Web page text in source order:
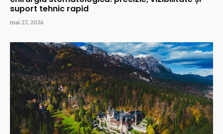
suport tehnic rapid
mai 27, 2026